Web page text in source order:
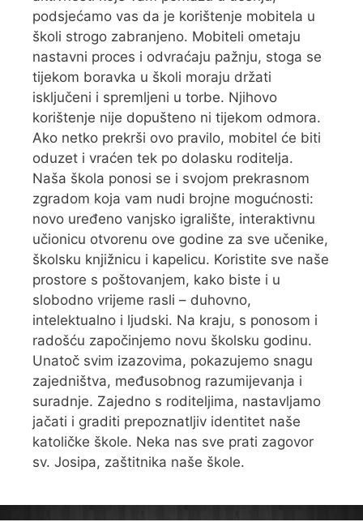
podsjećamo vas da je korištenje mobitela u
školi strogo zabranjeno. Mobiteli ometaju
nastavni proces i odvraćaju pažnju, stoga se
tijekom boravka u školi moraju držati
isključeni i spremljeni u torbe. Njihovo
korištenje nije dopušteno ni tijekom odmora.
Ako netko prekrši ovo pravilo, mobitel će biti
oduzet i vraćen tek po dolasku roditelja.
Naša škola ponosi se i svojom prekrasnom
zgradom koja vam nudi brojne mogućnosti:
novo uređeno vanjsko igralište, interaktivnu
učionicu otvorenu ove godine za sve učenike,
školsku knjižnicu i kapelicu. Koristite sve naše
prostore s poštovanjem, kako biste i u
slobodno vrijeme rasli – duhovno,
intelektualno i ljudski. Na kraju, s ponosom i
radošću započinjemo novu školsku godinu.
Unatoč svim izazovima, pokazujemo snagu
zajedništva, međusobnog razumijevanja i
suradnje. Zajedno s roditeljima, nastavljamo
jačati i graditi prepoznatljiv identitet naše
katoličke škole. Neka nas sve prati zagovor
sv. Josipa, zaštitnika naše škole.